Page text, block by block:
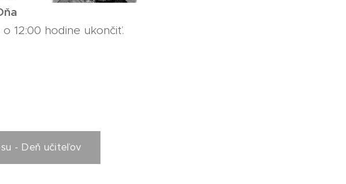
12:00 hodine ukončiť.
- Deň učiteľov